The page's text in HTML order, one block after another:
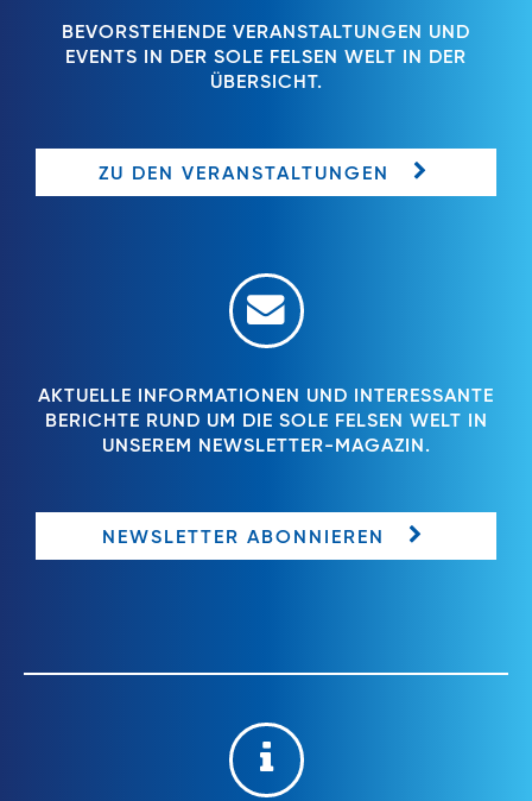
BEVORSTEHENDE VERANSTALTUNGEN UND
EVENTS IN DER SOLE FELSEN WELT IN DER
ÜBERSICHT.
ZU DEN VERANSTALTUNGEN
AKTUELLE INFORMATIONEN UND INTERESSANTE
BERICHTE RUND UM DIE SOLE FELSEN WELT IN
UNSEREM NEWSLETTER-MAGAZIN.
NEWSLETTER ABONNIEREN